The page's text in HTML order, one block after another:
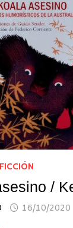
/
16/10/2020